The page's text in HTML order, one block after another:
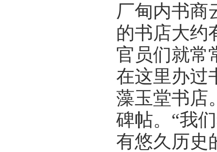
厂甸内书商
的书店大约
官员们就常
在这里办过
藻玉堂书店
碑帖。“我
有悠久历史